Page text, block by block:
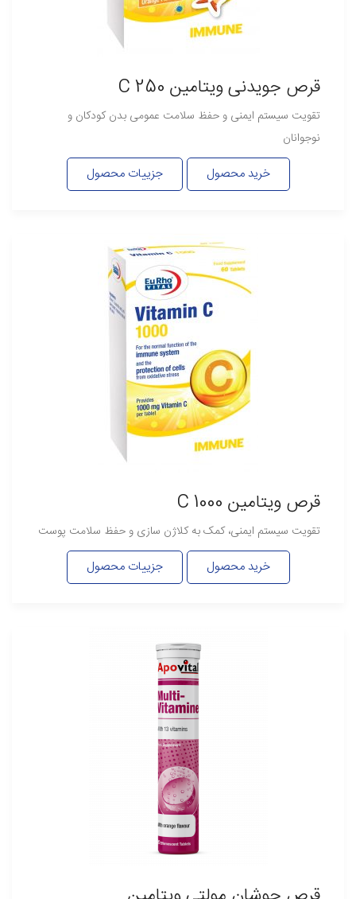
قرص جویدنی ویتامین C 250
تقویت سیستم ایمنی و حفظ سلامت عمومی بدن کودکان و
نوجوانان
خرید محصول جزییات محصول
قرص ویتامین C 1000
تقویت سیستم ایمنی، کمک به کلاژن سازی و حفظ سلامت پوست
خرید محصول جزییات محصول